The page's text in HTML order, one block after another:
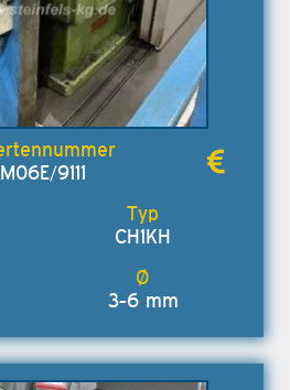
M06E/9111
CH1KH
3-6 mm